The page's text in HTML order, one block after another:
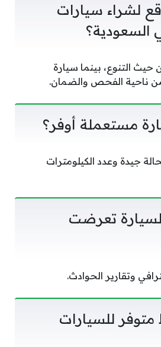
لشراء سيارات
التنوع، بينما سيارة
مستعملة أوفر؟
جيدة وعدد الكيلومترات
تعرضت
وتقارير الحوادث.
للسيارات